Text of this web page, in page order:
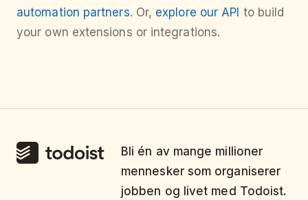
automation partners. Or, explore our API to build
your own extensions or integrations.
Bli én av mange millioner
mennesker som organiserer
jobben og livet med Todoist.